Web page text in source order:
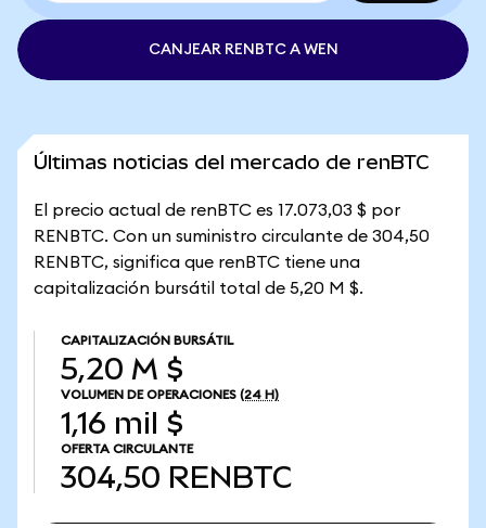
CANJEAR RENBTC A WEN
Últimas noticias del mercado de renBTC
El precio actual de renBTC es 17.073,03 $ por
RENBTC. Con un suministro circulante de 304,50
RENBTC, significa que renBTC tiene una
capitalización bursátil total de 5,20 M $.
CAPITALIZACIÓN BURSÁTIL
5,20 M $
VOLUMEN DE OPERACIONES (24 H)
1,16 mil $
OFERTA CIRCULANTE
304,50 RENBTC